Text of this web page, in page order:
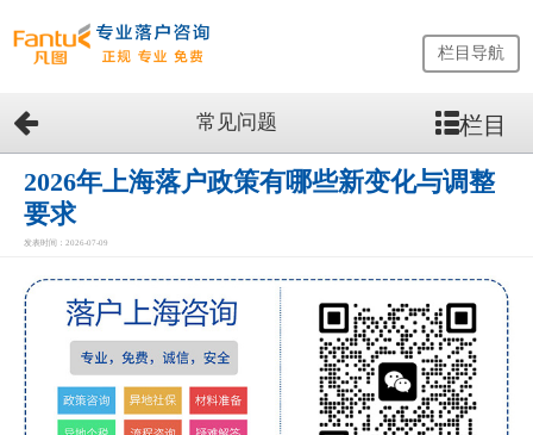
网
站
首
页
留
生
栏目导航
常见问题 栏目
2026年上海落户政策有哪些新变化与调整
要求
发表时间：2026-07-09